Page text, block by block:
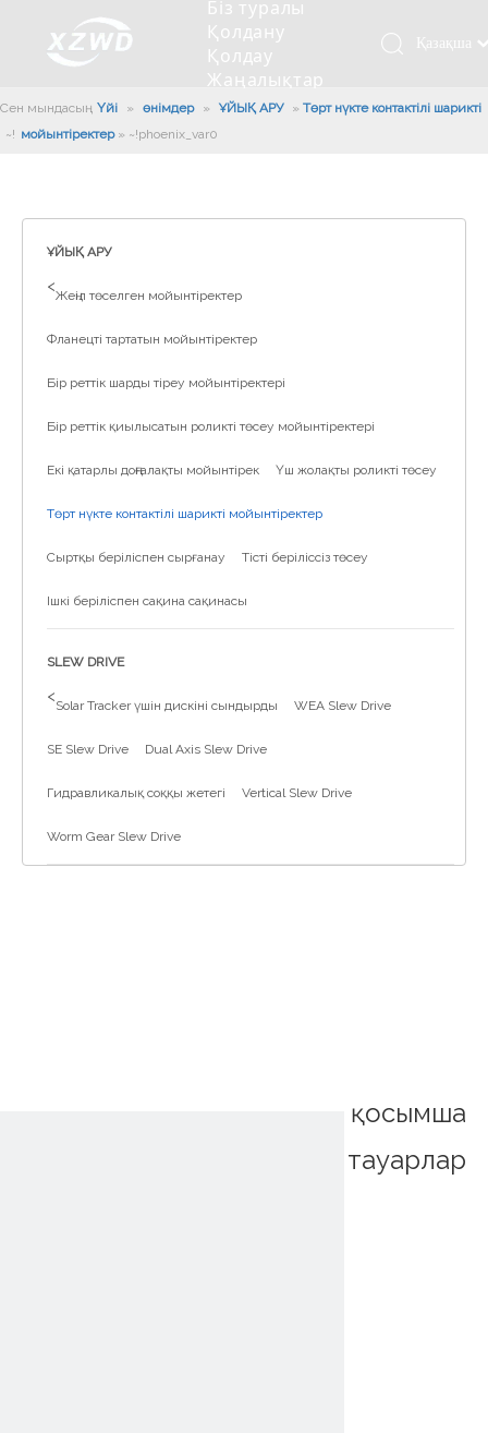
Кесетін төсеу
Біз туралы
Компания туралы мәлімет
Қолдану
Инженерлік машиналар
Қолдау
Мойынтіректерді орнату
Жаңалықтар
Ұзындығы сақина
Бізбен
хабарласыңыз
Қазақша
Türk dili
Сен мындасың: Үйі » өнімдер » ҰЙЫҚ АРУ » Төрт нүкте контактілі шарикті
мойынтіректер » ~!phoenix_var0!~
ҰЙЫҚ АРУ
>
Жеңіл төселген мойынтіректер
Фланецті тартатын мойынтіректер
Бір реттік шарды тіреу мойынтіректері
Бір реттік қиылысатын роликті төсеу мойынтіректері
Екі қатарлы доңғалақты мойынтірек Үш жолақты роликті төсеу
Төрт нүкте контактілі шарикті мойынтіректер
Сыртқы беріліспен сырғанау Тісті беріліссіз төсеу
Ішкі беріліспен сақина сақинасы
SLEW DRIVE
>
Solar Tracker үшін дискіні сындырды WEA Slew Drive
SE Slew Drive Dual Axis Slew Drive
Гидравликалық соққы жетегі Vertical Slew Drive
Worm Gear Slew Drive
қосымша
тауарлар